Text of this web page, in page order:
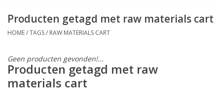
Hygiëne & opslag
Grondstoffen & Presentatie
Producten getagd met raw materials cart
HOME/TAGS/ RAW MATERIALS CART
Geen producten gevonden!...
Producten getagd met raw
materials cart